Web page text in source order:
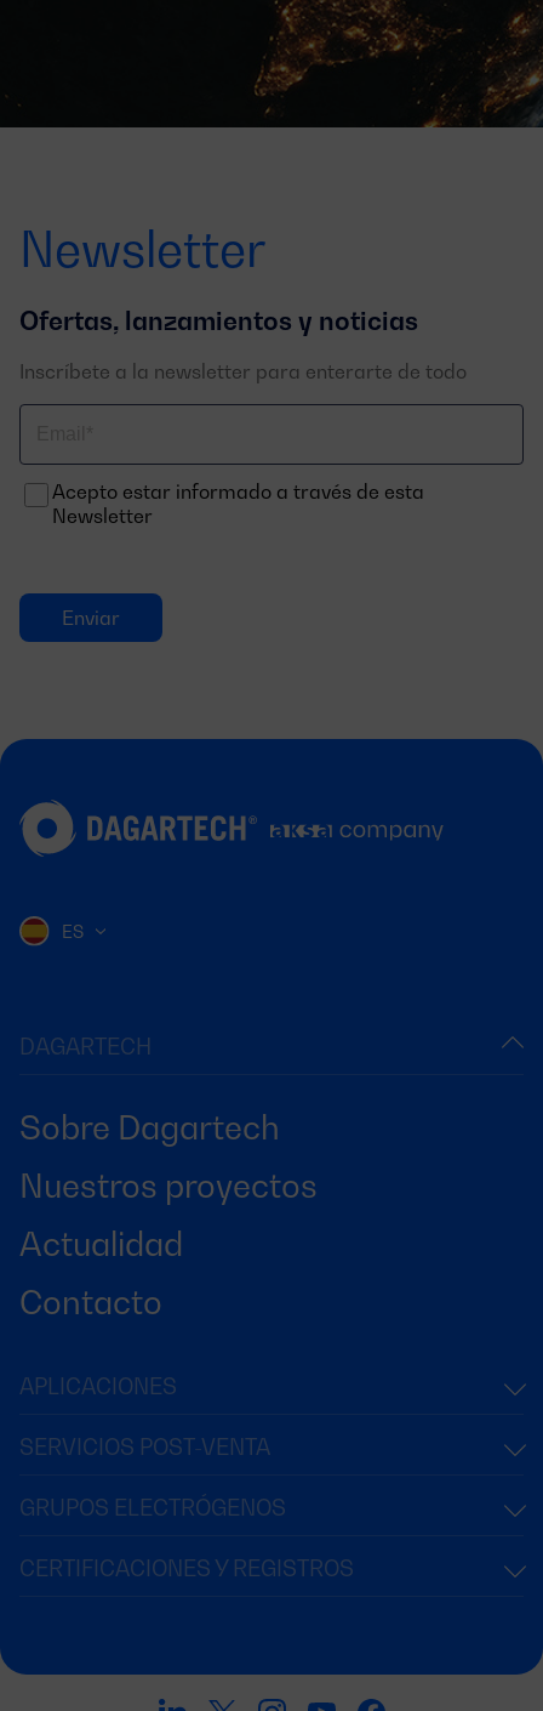
Newsletter
Ofertas, lanzamientos y noticias
Inscríbete a la newsletter para enterarte de todo
electrónico
Acepto estar informado a través de esta
Newsletter
DAGARTECH
Sobre Dagartech
Nuestros proyectos
Actualidad
Contacto
ES
APLICACIONES
SERVICIOS POST-VENTA
GRUPOS ELECTRÓGENOS
CERTIFICACIONES Y REGISTROS